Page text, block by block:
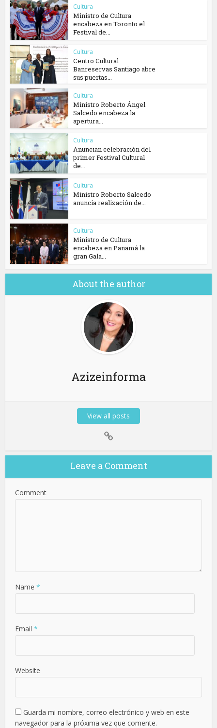
Cultura
Ministro de Cultura
encabeza en Toronto el
Festival de...
Cultura
Centro Cultural
Banreservas Santiago abre
sus puertas...
Cultura
Ministro Roberto Ángel
Salcedo encabeza la
apertura...
Cultura
Anuncian celebración del
primer Festival Cultural
de...
Cultura
Ministro Roberto Salcedo
anuncia realización de...
Cultura
Ministro de Cultura
encabeza en Panamá la
gran Gala...
About the author
Azizeinforma
View all posts
Leave a Comment
Comment
Name *
Email *
Website
Guarda mi nombre, correo electrónico y web en este
navegador para la próxima vez que comente.